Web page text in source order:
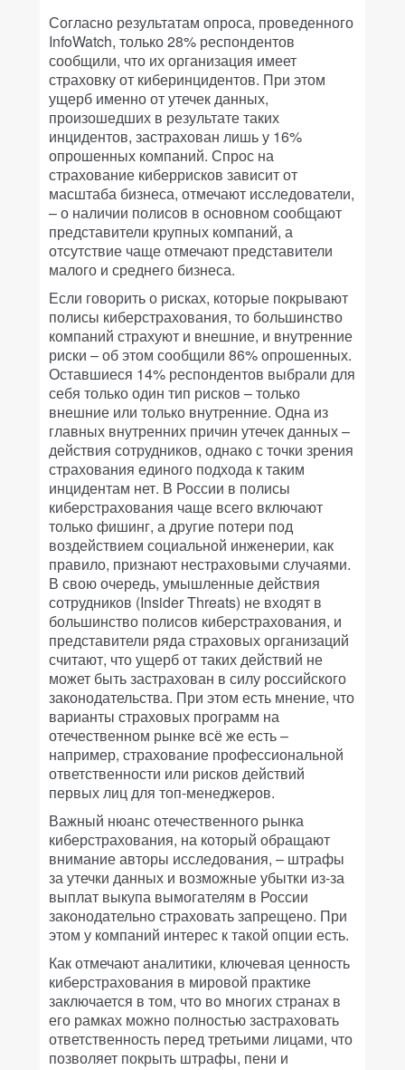
Согласно результатам опроса, проведенного
InfoWatch, только 28% респондентов
сообщили, что их организация имеет
страховку от киберинцидентов. При этом
ущерб именно от утечек данных,
произошедших в результате таких
инцидентов, застрахован лишь у 16%
опрошенных компаний. Спрос на
страхование киберрисков зависит от
масштаба бизнеса, отмечают исследователи,
– о наличии полисов в основном сообщают
представители крупных компаний, а
отсутствие чаще отмечают представители
малого и среднего бизнеса.
Если говорить о рисках, которые покрывают
полисы киберстрахования, то большинство
компаний страхуют и внешние, и внутренние
риски – об этом сообщили 86% опрошенных.
Оставшиеся 14% респондентов выбрали для
себя только один тип рисков – только
внешние или только внутренние. Одна из
главных внутренних причин утечек данных –
действия сотрудников, однако с точки зрения
страхования единого подхода к таким
инцидентам нет. В России в полисы
киберстрахования чаще всего включают
только фишинг, а другие потери под
воздействием социальной инженерии, как
правило, признают нестраховыми случаями.
В свою очередь, умышленные действия
сотрудников (Insider Threats) не входят в
большинство полисов киберстрахования, и
представители ряда страховых организаций
считают, что ущерб от таких действий не
может быть застрахован в силу российского
законодательства. При этом есть мнение, что
варианты страховых программ на
отечественном рынке всё же есть –
например, страхование профессиональной
ответственности или рисков действий
первых лиц для топ-менеджеров.
Важный нюанс отечественного рынка
киберстрахования, на который обращают
внимание авторы исследования, – штрафы
за утечки данных и возможные убытки из-за
выплат выкупа вымогателям в России
законодательно страховать запрещено. При
этом у компаний интерес к такой опции есть.
Как отмечают аналитики, ключевая ценность
киберстрахования в мировой практике
заключается в том, что во многих странах в
его рамках можно полностью застраховать
ответственность перед третьими лицами, что
позволяет покрыть штрафы, пени и